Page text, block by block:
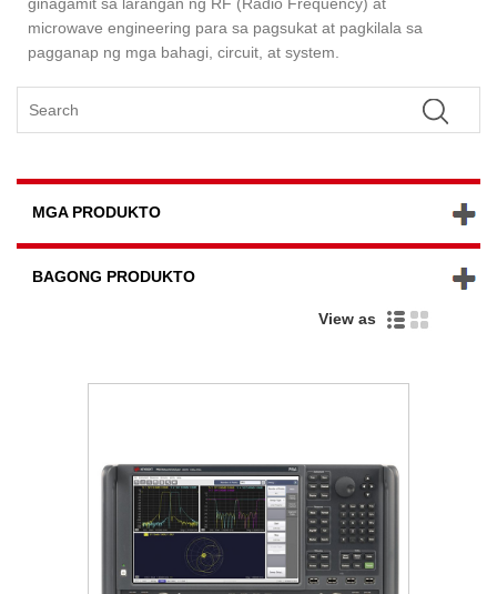
microwave engineering para sa pagsukat at pagkilala sa
pagganap ng mga bahagi, circuit, at system.
MGA PRODUKTO
BAGONG PRODUKTO
View as